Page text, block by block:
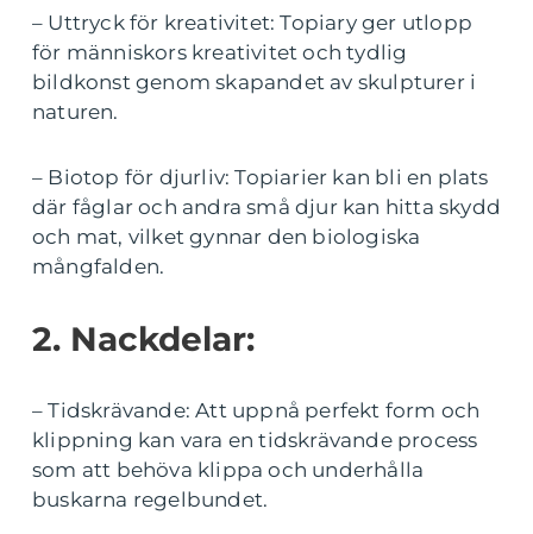
– Uttryck för kreativitet: Topiary ger utlopp
för människors kreativitet och tydlig
bildkonst genom skapandet av skulpturer i
naturen.
– Biotop för djurliv: Topiarier kan bli en plats
där fåglar och andra små djur kan hitta skydd
och mat, vilket gynnar den biologiska
mångfalden.
2. Nackdelar:
– Tidskrävande: Att uppnå perfekt form och
klippning kan vara en tidskrävande process
som att behöva klippa och underhålla
buskarna regelbundet.